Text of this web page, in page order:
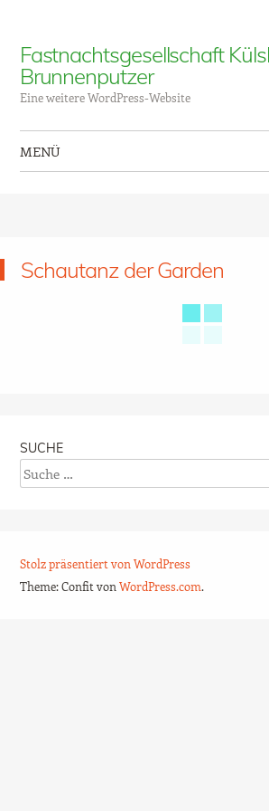
Fastnachtsgesellschaft
Brunnenputzer
Eine weitere WordPress-Website
MENÜ
Schautanz der Garden
SUCHE
Suche
Stolz präsentiert von WordPress
Theme: Confit von WordPress.com.